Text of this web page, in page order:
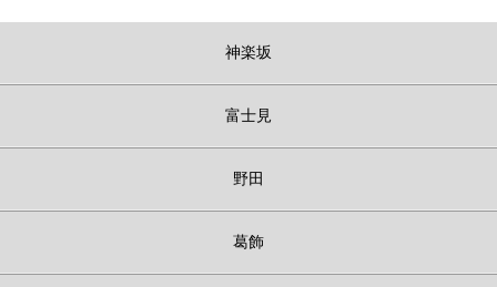
神楽坂
富士見
野田
葛飾